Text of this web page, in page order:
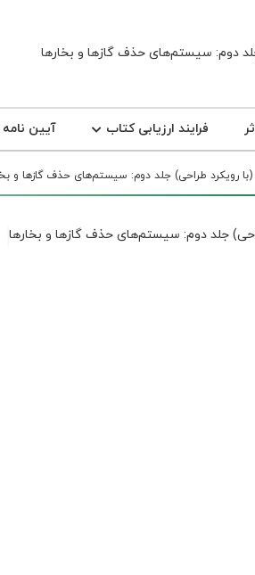
فرایند ارزیابی کتاب آیین
رویکرد طراحی) جلد دوم: سیستم‌های حذف گازها و